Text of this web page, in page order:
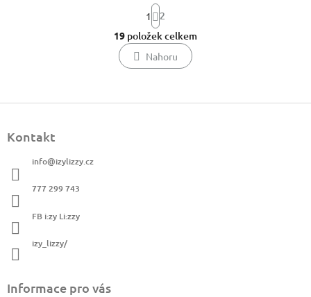
O
v
l
a
S
t
r
á
n
k
á
1 2
19 položek celkem
Nahoru
Kontakt
info@izylizzy.cz
777 299 743
FB i:zy Li:zzy
izy_lizzy/
Informace pro vás